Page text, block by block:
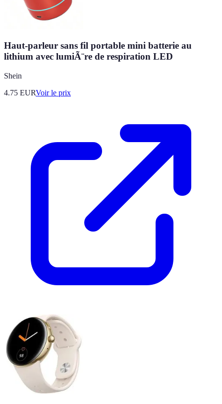
Haut-parleur sans fil portable mini batterie au
lithium avec lumiÃ¨re de respiration LED
Shein
4.75 EURVoir le prix